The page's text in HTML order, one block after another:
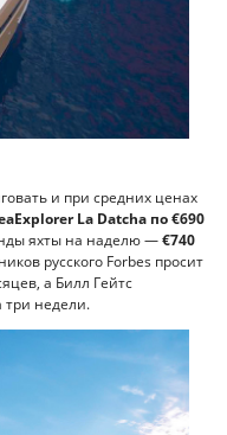
и при средних ценах
La Datcha по €690
яхты на наделю —€740
русского Forbes просит
а Билл Гейтс
три недели.